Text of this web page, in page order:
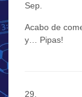
Sep.
Acabo de
y… Pipas!